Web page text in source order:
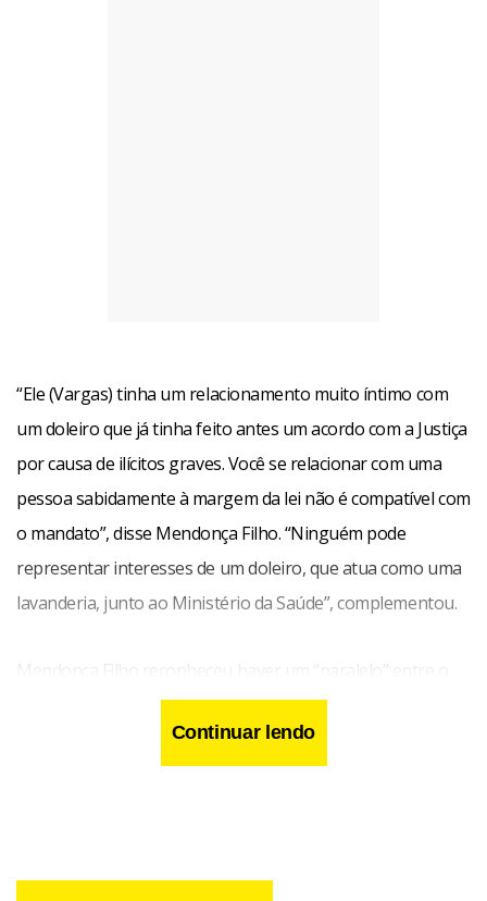
“Ele (Vargas) tinha um relacionamento muito íntimo com
um doleiro que já tinha feito antes um acordo com a Justiça
por causa de ilícitos graves. Você se relacionar com uma
pessoa sabidamente à margem da lei não é compatível com
o mandato”, disse Mendonça Filho. “Ninguém pode
representar interesses de um doleiro, que atua como uma
lavanderia, junto ao Ministério da Saúde”, complementou.
Mendonça Filho reconheceu haver um “paralelo” entre o
caso e o do senador Demóstenes Torres (ex-DEM),
cassado pelo Senado por suas ligações com o bicheiro
defendendo os interesses”, disse.
Continuar lendo